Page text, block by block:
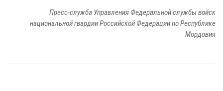
Пресс-служба Управления Федеральной службы войск
национальной гвардии Российской Федерации по Республике
Мордовия